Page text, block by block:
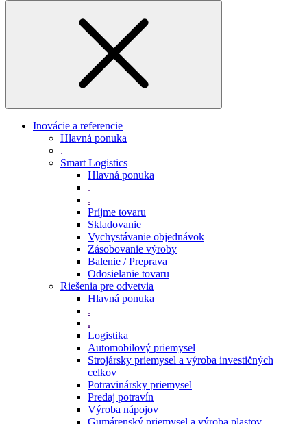
Inovácie a referencie
Hlavná ponuka
.
Smart Logistics
Hlavná ponuka
.
.
Príjme tovaru
Skladovanie
Vychystávanie objednávok
Zásobovanie výroby
Balenie / Preprava
Odosielanie tovaru
Riešenia pre odvetvia
Hlavná ponuka
.
.
Logistika
Automobilový priemysel
Strojársky priemysel a výroba investičných
celkov
Potravinársky priemysel
Predaj potravín
Výroba nápojov
Gumárenský priemysel a výroba plastov